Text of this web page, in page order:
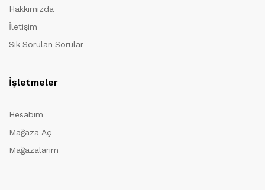
Hakkımızda
İletişim
Sık Sorulan Sorular
İşletmeler
Hesabım
Mağaza Aç
Mağazalarım